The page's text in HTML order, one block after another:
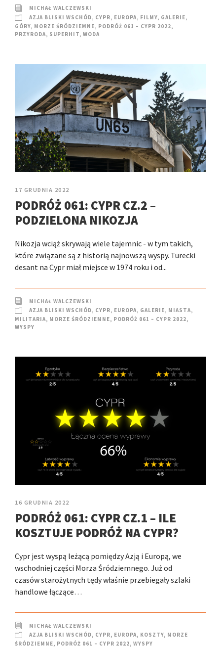
MICHAŁ WALCZEWSKI
AZJA BLISKI WSCHÓD, CYPR, EUROPA, FILMY, GALERIE,
GÓRY, MORZE ŚRÓDZIEMNE, PODRÓŻ 061 – CYPR 2022,
PRZYRODA, SUPERHIT, WODA
17 GRUDNIA 2022
PODRÓŻ 061: CYPR CZ.2 –
PODZIELONA NIKOZJA
Nikozja wciąż skrywają wiele tajemnic - w tym takich,
które związane są z historią najnowszą wyspy. Turecki
desant na Cypr miał miejsce w 1974 roku i od...
MICHAŁ WALCZEWSKI
AZJA BLISKI WSCHÓD, CYPR, EUROPA, GALERIE, MIASTA,
MILITARIA, MORZE ŚRÓDZIEMNE, PODRÓŻ 061 – CYPR 2022,
WYSPY
16 GRUDNIA 2022
PODRÓŻ 061: CYPR CZ.1 – ILE
KOSZTUJE PODRÓŻ NA CYPR?
Cypr jest wyspą leżącą pomiędzy Azją i Europą, we
wschodniej części Morza Śródziemnego. Już od
czasów starożytnych tędy właśnie przebiegały szlaki
handlowe łączące…
MICHAŁ WALCZEWSKI
AZJA BLISKI WSCHÓD, CYPR, EUROPA, KOSZTY, MORZE
ŚRÓDZIEMNE, PODRÓŻ 061 – CYPR 2022, WYSPY